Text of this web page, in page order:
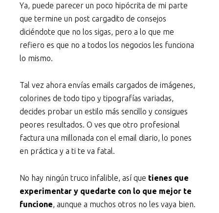
Ya, puede parecer un poco hipócrita de mi parte
que termine un post cargadito de consejos
diciéndote que no los sigas, pero a lo que me
refiero es que no a todos los negocios les funciona
lo mismo.
Tal vez ahora envías emails cargados de imágenes,
colorines de todo tipo y tipografías variadas,
decides probar un estilo más sencillo y consigues
peores resultados. O ves que otro profesional
factura una millonada con el email diario, lo pones
en práctica y a ti te va fatal.
No hay ningún truco infalible, así que tienes que
experimentar y quedarte con lo que mejor te
funcione , aunque a muchos otros no les vaya bien.